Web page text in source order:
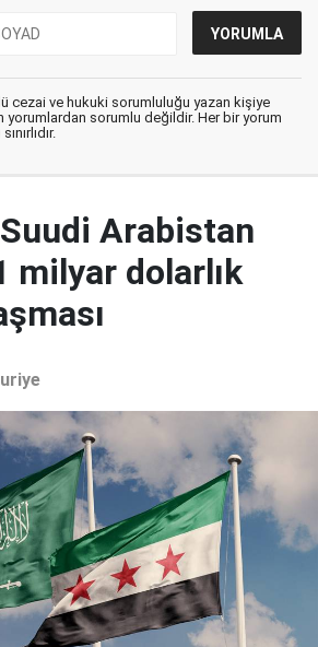
cezai ve hukuki sorumluluğu yazan kişiye
yorumlardan sorumlu değildir. Her bir yorum
Arabistan
milyar dolarlık